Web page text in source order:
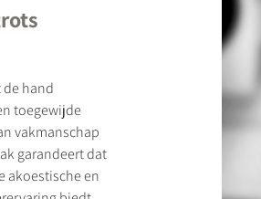
de hand
toegewijde
vakmanschap
garandeert dat
akoestische en